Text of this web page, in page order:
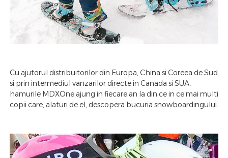
Cu ajutorul distribuitorilor din Europa, China si Coreea de Sud
si prin intermediul vanzarilor directe in Canada si SUA,
hamurile MDXOne ajung in fiecare an la din ce in ce mai multi
copii care, alaturi de el, descopera bucuria snowboardingului.